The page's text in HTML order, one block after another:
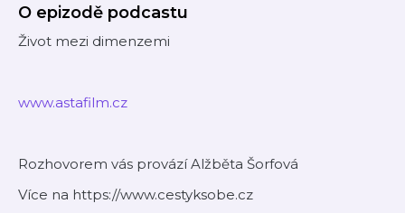
O epizodě podcastu
Život mezi dimenzemi
www.astafilm.cz
Rozhovorem vás provází Alžběta Šorfová
Více na https://www.cestyksobe.cz